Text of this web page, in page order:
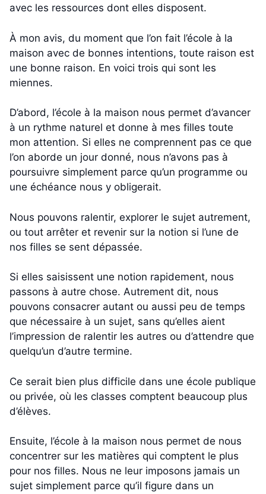
avec les ressources dont elles disposent.
À mon avis, du moment que l’on fait l’école à la
maison avec de bonnes intentions, toute raison est
une bonne raison. En voici trois qui sont les
miennes.
D’abord, l’école à la maison nous permet d’avancer
à un rythme naturel et donne à mes filles toute
mon attention. Si elles ne comprennent pas ce que
l’on aborde un jour donné, nous n’avons pas à
poursuivre simplement parce qu’un programme ou
une échéance nous y obligerait.
Nous pouvons ralentir, explorer le sujet autrement,
ou tout arrêter et revenir sur la notion si l’une de
nos filles se sent dépassée.
Si elles saisissent une notion rapidement, nous
passons à autre chose. Autrement dit, nous
pouvons consacrer autant ou aussi peu de temps
que nécessaire à un sujet, sans qu’elles aient
l’impression de ralentir les autres ou d’attendre que
quelqu’un d’autre termine.
Ce serait bien plus difficile dans une école publique
ou privée, où les classes comptent beaucoup plus
d’élèves.
Ensuite, l’école à la maison nous permet de nous
concentrer sur les matières qui comptent le plus
pour nos filles. Nous ne leur imposons jamais un
sujet simplement parce qu’il figure dans un